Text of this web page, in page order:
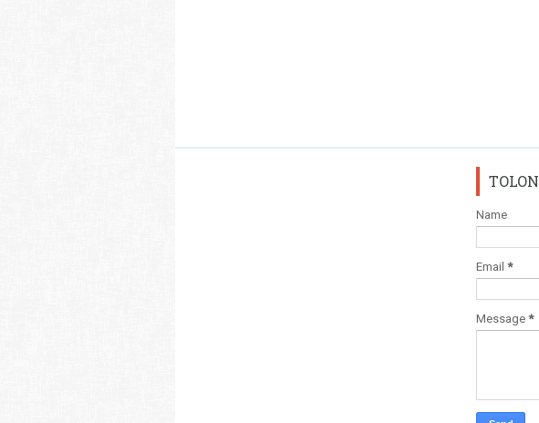
Name
Email *
Message *